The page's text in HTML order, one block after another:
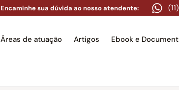
Encaminhe sua dúvida ao nosso atendente:
Áreas de atuação Artigos Ebook e